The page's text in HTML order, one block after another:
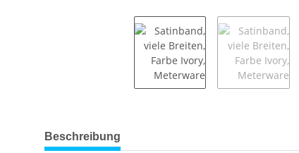
weitere Registerkarten anzeigen
Beschreibung